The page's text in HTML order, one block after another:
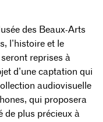
des Beaux-Arts
l’histoire et le
reprises à
d’une captation qui
audiovisuelle
qui proposera
de plus précieux à